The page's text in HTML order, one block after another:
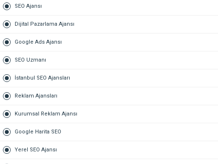
SEO Ajansı
Dijital Pazarlama Ajansı
Google Ads Ajansı
SEO Uzmanı
İstanbul SEO Ajansları
Reklam Ajansları
Kurumsal Reklam Ajansı
Google Harita SEO
Yerel SEO Ajansı